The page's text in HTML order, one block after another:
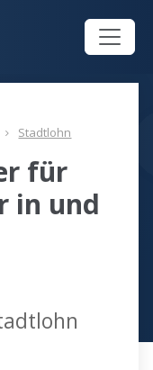
Stadtlohn
für
in und